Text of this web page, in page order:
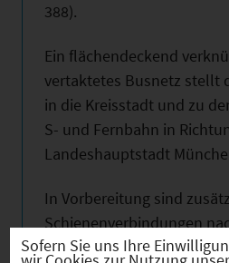
388).
Ein flächendeckend
vertaktetes Busnetz stellt
in die Kreisstadt und zu
S- und Fernbahn in
Landeshauptstadt
In Vorbereitung sind
Schienenverbindungen
zum Flughafen.
Sofern Sie uns Ihre